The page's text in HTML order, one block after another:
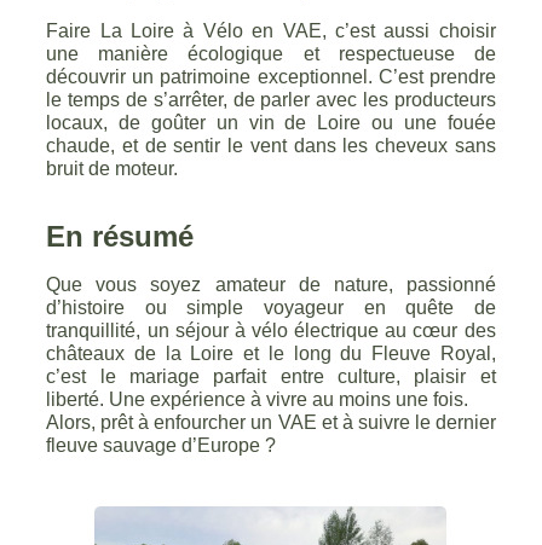
Faire La Loire à Vélo en VAE, c’est aussi choisir
une manière écologique et respectueuse de
découvrir un patrimoine exceptionnel. C’est prendre
le temps de s’arrêter, de parler avec les producteurs
locaux, de goûter un vin de Loire ou une fouée
chaude, et de sentir le vent dans les cheveux sans
bruit de moteur.
En résumé
Que vous soyez amateur de nature, passionné
d’histoire ou simple voyageur en quête de
tranquillité, un séjour à vélo électrique au cœur des
châteaux de la Loire et le long du Fleuve Royal,
c’est le mariage parfait entre culture, plaisir et
liberté. Une expérience à vivre au moins une fois.
Alors, prêt à enfourcher un VAE et à suivre le dernier
fleuve sauvage d’Europe ?